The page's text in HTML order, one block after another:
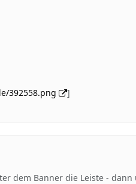
392558.png ]
dem Banner die Leiste - dann